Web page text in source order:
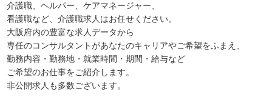
介護職、ヘルパー、ケアマネージャー、
看護職など、介護職求人はお任せください。
大阪府内の豊富な求人データから
専任のコンサルタントがあなたのキャリアやご希望をふまえ、
勤務内容・勤務地・就業時間・期間・給与など
ご希望のお仕事をご紹介します。
非公開求人も多数ございます。